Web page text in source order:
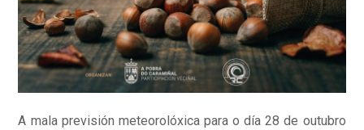
A mala previsión meteorolóxica para o día 28 de outubro